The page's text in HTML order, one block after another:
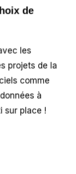
de
les
projets de la
comme
à
sur place !